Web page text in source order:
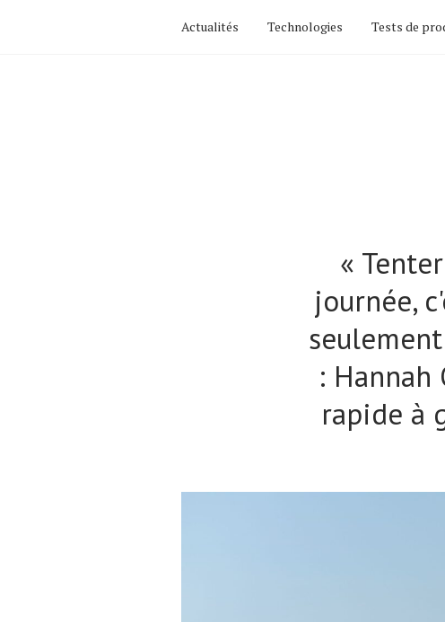
Actualités Technologies Tests de
«
journée,
:
rapide à